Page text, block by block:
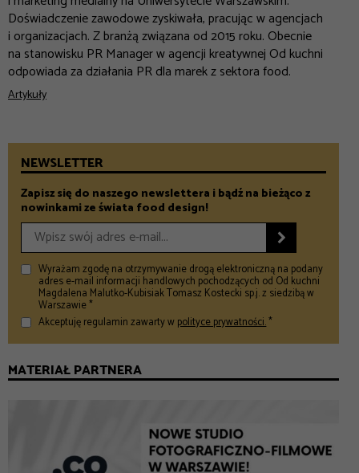
Doświadczenie zawodowe zyskiwała, pracując w agencjach
i organizacjach. Z branżą związana od 2015 roku. Obecnie
na stanowisku PR Manager w agencji kreatywnej Od kuchni
odpowiada za działania PR dla marek z sektora food.
Artykuły
NEWSLETTER
Zapisz się do naszego newslettera i bądź na bieżąco z
nowinkami ze świata food design!

Wyrażam zgodę na otrzymywanie drogą elektroniczną na podany
adres e-mail informacji handlowych pochodzących od Od kuchni
Magdalena Malutko-Kubisiak Tomasz Kostecki sp.j. z siedzibą w
Warszawie *
Akceptuję regulamin zawarty wpolityce prywatności.*
MATERIAŁ PARTNERA